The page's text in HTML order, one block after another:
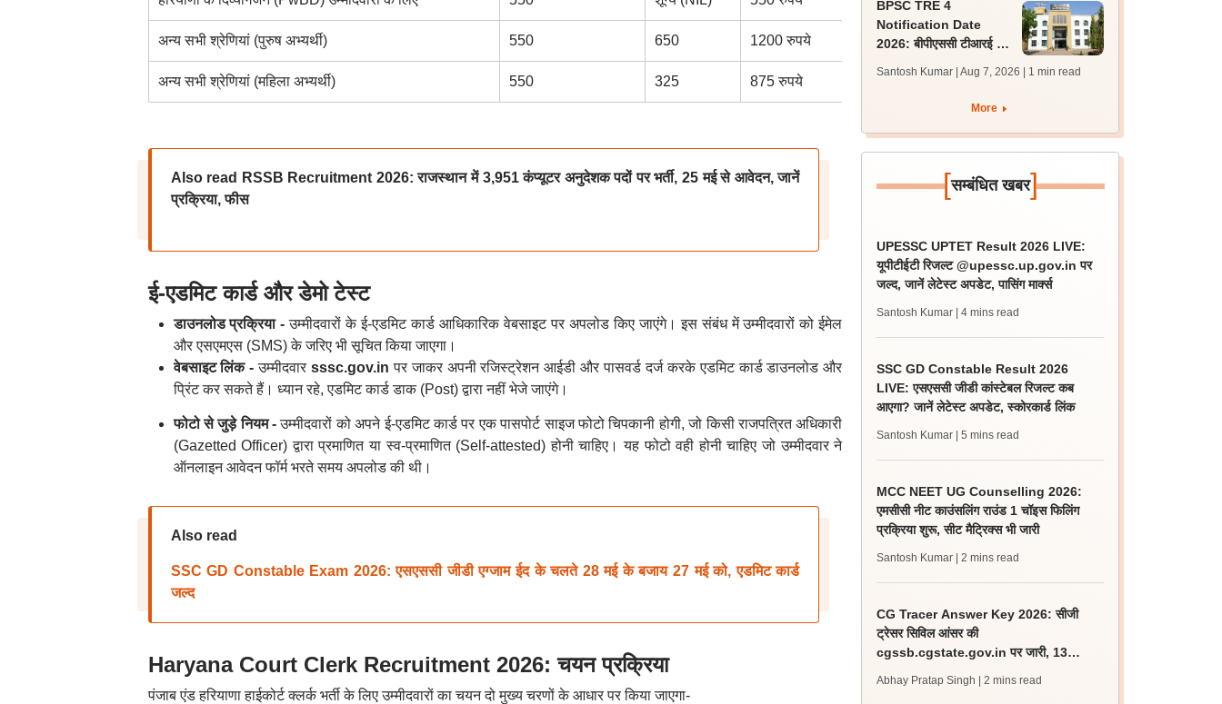
अन्य सभी श्रेणियां (पुरुष अभ्यर्थी) 550 650 1200 रुपये
अन्य सभी श्रेणियां (महिला अभ्यर्थी) 550 325 875 रुपये
Also read RSSB Recruitment 2026: राजस्थान में 3,951 कंप्यूटर अनुदेशक पदों पर भर्ती, 25 मई से आवेदन, जानें
प्रक्रिया, फीस
ई-एडमिट कार्ड और डेमो टेस्ट
डाउनलोड प्रक्रिया - उम्मीदवारों के ई-एडमिट कार्ड आधिकारिक वेबसाइट पर अपलोड किए जाएंगे। इस संबंध में उम्मीदवारों को ईमेल
और एसएमएस (SMS) के जरिए भी सूचित किया जाएगा।
वेबसाइट लिंक - उम्मीदवार sssc.gov.in पर जाकर अपनी रजिस्ट्रेशन आईडी और पासवर्ड दर्ज करके एडमिट कार्ड डाउनलोड और
प्रिंट कर सकते हैं। ध्यान रहे, एडमिट कार्ड डाक (Post) द्वारा नहीं भेजे जाएंगे।
फोटो से जुड़े नियम -उम्मीदवारों को अपने ई-एडमिट कार्ड पर एक पासपोर्ट साइज फोटो चिपकानी होगी, जो किसी राजपत्रित अधिकारी
(Gazetted Officer) द्वारा प्रमाणित या स्व-प्रमाणित (Self-attested) होनी चाहिए। यह फोटो वही होनी चाहिए जो उम्मीदवार ने
ऑनलाइन आवेदन फॉर्म भरते समय अपलोड की थी।
Also read
SSC GD Constable Exam 2026: एसएससी जीडी एग्जाम ईद के चलते 28 मई के बजाय 27 मई को, एडमिट कार्ड
जल्द
Haryana Court Clerk Recruitment 2026: चयन प्रक्रिया
पंजाब एंड हरियाणा हाईकोर्ट क्लर्क भर्ती के लिएउम्मीदवारों का चयन दो मुख्य चरणों के आधार पर किया जाएगा-
BPSC TRE 4
Notification Date
2026: बीपीएससी टीआरई 4
के बीच, एसटेट पर क्या है
Santosh Kumar | Aug 7, 2026 | 1 min read
More
[सम्बंधित खबर]
UPESSC UPTET Result 2026 LIVE:
यूपीटीईटी रिजल्ट @upessc.up.gov.in पर
जल्द, जानें लेटेस्ट अपडेट, पासिंग मार्क्स
Santosh Kumar | 4 mins read
SSC GD Constable Result 2026
LIVE: एसएससी जीडी कांस्टेबल रिजल्ट कब
आएगा? जानें लेटेस्ट अपडेट, स्कोरकार्ड लिंक
Santosh Kumar | 5 mins read
MCC NEET UG Counselling 2026:
एमसीसी नीट काउंसलिंग राउंड 1 चॉइस फिलिंग
प्रक्रिया शुरू, सीट मैट्रिक्स भी जारी
Santosh Kumar | 2 mins read
CG Tracer Answer Key 2026: सीजी
ट्रेसर सिविल आंसर की
cgssb.cgstate.gov.in पर जारी, 13
Abhay Pratap Singh | 2 mins read